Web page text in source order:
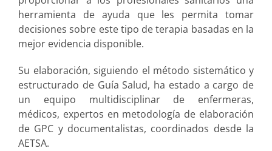
herramienta de ayuda que les permita tomar
decisiones sobre este tipo de terapia basadas en la
mejor evidencia disponible.
Su elaboración, siguiendo el método sistemático y
estructurado de Guía Salud, ha estado a cargo de
un equipo multidisciplinar de enfermeras,
médicos, expertos en metodología de elaboración
de GPC y documentalistas, coordinados desde la
AETSA.